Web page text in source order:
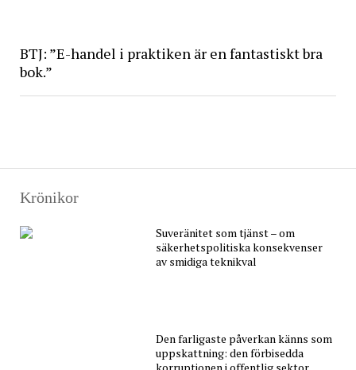
BTJ: ”E-handel i praktiken är en fantastiskt bra
bok.”
Krönikor
Suveränitet som tjänst – om
säkerhetspolitiska konsekvenser
av smidiga teknikval
Den farligaste påverkan känns som
uppskattning: den förbisedda